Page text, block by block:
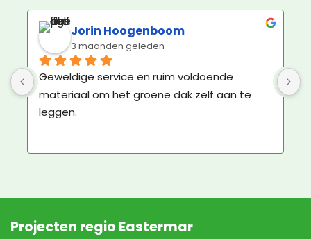
Jorin Hoogenboom
3 maanden geleden
Geweldige service en ruim voldoende
materiaal om het groene dak zelf aan te
leggen.
Projecten regio Eastermar